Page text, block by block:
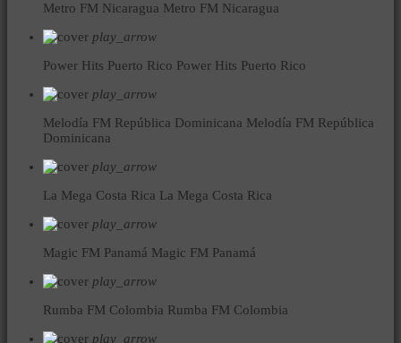
Metro FM Nicaragua Metro FM Nicaragua
play_arrow
Power Hits Puerto Rico Power Hits Puerto Rico
play_arrow
Melodía FM República Dominicana Melodía FM República
Dominicana
play_arrow
La Mega Costa Rica La Mega Costa Rica
play_arrow
Magic FM Panamá Magic FM Panamá
play_arrow
Rumba FM Colombia Rumba FM Colombia
play_arrow